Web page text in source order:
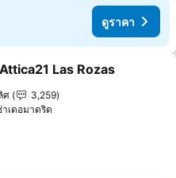
ดูราคา
มในรายการโปรด
Las Rozas
ศ
3,259
าเดอมาดริด